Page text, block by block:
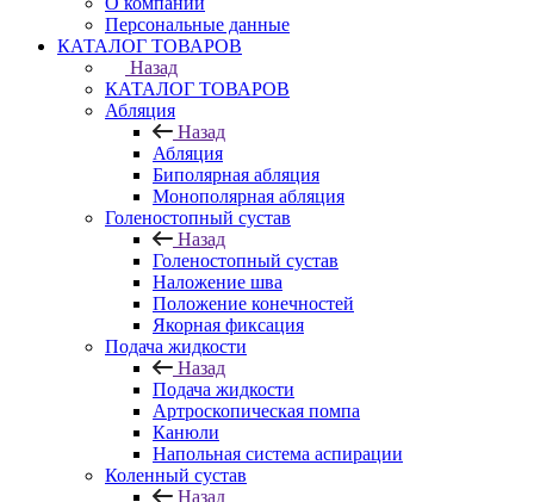
Персональные данные
КАТАЛОГ ТОВАРОВ
Назад
КАТАЛОГ ТОВАРОВ
Абляция
Назад
Абляция
Биполярная абляция
Монополярная абляция
Голеностопный сустав
Назад
Голеностопный сустав
Наложение шва
Положение конечностей
Якорная фиксация
Подача жидкости
Назад
Подача жидкости
Артроскопическая помпа
Канюли
Напольная система аспирации
Коленный сустав
Назад